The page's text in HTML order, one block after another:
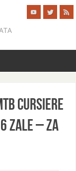
CURSIERE
ZALE – ZA